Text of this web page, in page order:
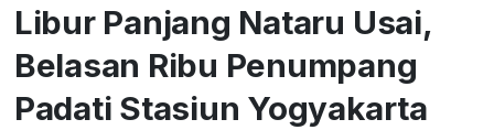
Libur Panjang Nataru Usai,
Belasan Ribu Penumpang
Padati Stasiun Yogyakarta